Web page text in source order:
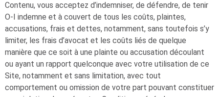
Contenu, vous acceptez d’indemniser, de défendre, de tenir
O-I indemne et à couvert de tous les coûts, plaintes,
accusations, frais et dettes, notamment, sans toutefois s’y
limiter, les frais d’avocat et les coûts liés de quelque
manière que ce soit à une plainte ou accusation découlant
ou ayant un rapport quelconque avec votre utilisation de ce
Site, notamment et sans limitation, avec tout
comportement ou omission de votre part pouvant constituer